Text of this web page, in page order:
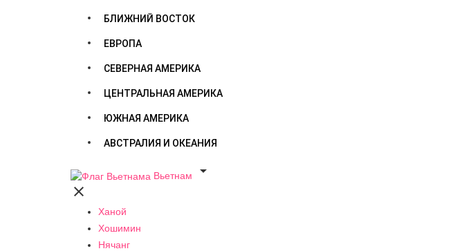
БЛИЖНИЙ ВОСТОК
ЕВРОПА
СЕВЕРНАЯ АМЕРИКА
ЦЕНТРАЛЬНАЯ АМЕРИКА
ЮЖНАЯ АМЕРИКА
АВСТРАЛИЯ И ОКЕАНИЯ
Вьетнам


Ханой
Хошимин
Нячанг